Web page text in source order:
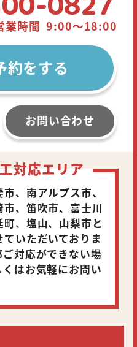
時間 9:00～18:00
約をする
お問い合わせ
対応エリア
、南アルプス市、
、笛吹市、富士川
、塩山、山梨市と
いただいておりま
対応ができない場
はお気軽にお問い